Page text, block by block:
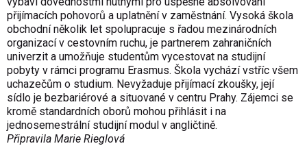
přijímacích pohovorů a uplatnění v zaměstnání. Vysoká škola
obchodní několik let spolupracuje s řadou mezinárodních
organizací v cestovním ruchu, je partnerem zahraničních
univerzit a umožňuje studentům vycestovat na studijní
pobyty v rámci programu Erasmus. Škola vychází vstříc všem
uchazečům o studium. Nevyžaduje přijímací zkoušky, její
sídlo je bezbariérové a situované v centru Prahy. Zájemci se
kromě standardních oborů mohou přihlásit i na
jednosemestrální studijní modul v angličtině.
Připravila Marie Rieglová